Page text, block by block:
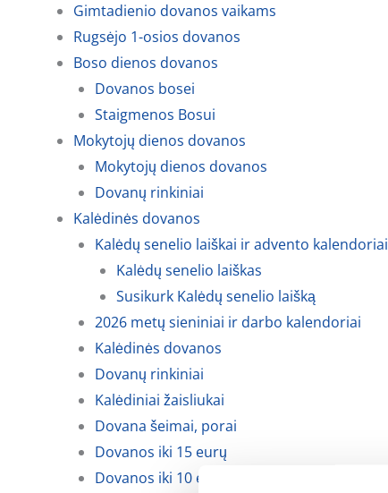
Gimtadienio dovanos vaikams
Rugsėjo 1-osios dovanos
Boso dienos dovanos
Dovanos bosei
Staigmenos Bosui
Mokytojų dienos dovanos
Mokytojų dienos dovanos
Dovanų rinkiniai
Kalėdinės dovanos
Kalėdų senelio laiškai ir advento kalendoriai
Kalėdų senelio laiškas
Susikurk Kalėdų senelio laišką
2026 metų sieniniai ir darbo kalendoriai
Kalėdinės dovanos
Dovanų rinkiniai
Kalėdiniai žaisliukai
Dovana šeimai, porai
Dovanos iki 15 eurų
Dovanos iki 10 eurų